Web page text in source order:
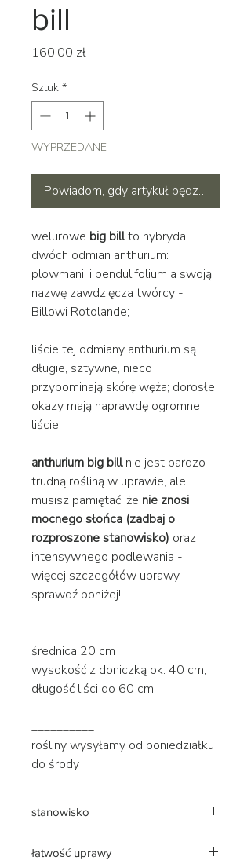
bill
160,00 złCena
Sztuk *
WYPRZEDANE
Powiadom, gdy artykuł będzie
welurowe big billto hybryda
dwóch odmian anthurium:
plowmanii i pendulifolium a swoją
nazwę zawdzięcza twórcy -
Billowi Rotolande;
liście tej odmiany anthurium są
długie, sztywne, nieco
przypominają skórę węża; dorosłe
okazy mają naprawdę ogromne
liście!
anthurium big billnie jest bardzo
trudną rośliną w uprawie, ale
musisz pamiętać, że nie znosi
mocnego słońca (zadbaj o
rozproszone stanowisko) oraz
intensywnego podlewania -
więcej szczegółów uprawy
sprawdź poniżej!
średnica 20 cm
wysokość z doniczką ok. 40 cm,
długość liści do 60 cm
__________
rośliny wysyłamy od poniedziałku
do środy
stanowisko
słońca!)
łatwość uprawy